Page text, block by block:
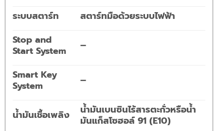
ระบบสตาร์ท
สตาร์ทมือด้วยระบบไฟฟ้า
Stop and
Start System
–
Smart Key
System
–
น้ำมันเชื้อเพลิง
น้ำมันเบนซินไร้สารตะกั่วหรือน้ำ
มันแก็สโซฮอล์ 91 (E10)